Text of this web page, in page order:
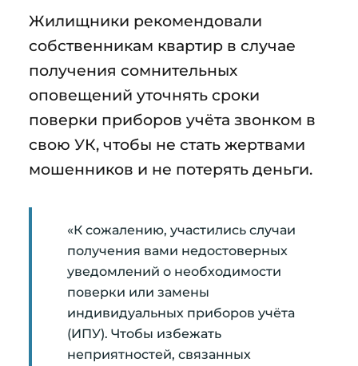
Жилищники рекомендовали
собственникам квартир в случае
получения сомнительных
оповещений уточнять сроки
поверки приборов учёта звонком в
свою УК, чтобы не стать жертвами
мошенников и не потерять деньги.
«К сожалению, участились случаи
получения вами недостоверных
уведомлений о необходимости
поверки или замены
индивидуальных приборов учёта
(ИПУ). Чтобы избежать
неприятностей, связанных